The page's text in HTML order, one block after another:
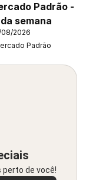
Padrão -
semana
2026
Padrão
de você!